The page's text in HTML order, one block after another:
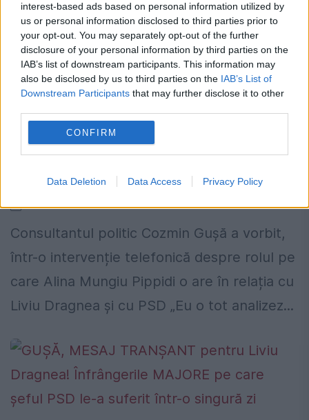
interest-based ads based on personal information utilized by
us or personal information disclosed to third parties prior to
your opt-out. You may separately opt-out of the further
disclosure of your personal information by third parties on the
IAB’s list of downstream participants. This information may
also be disclosed by us to third parties on the IAB’s List of
Downstream Participants that may further disclose it to other
CONFIRM
Data Deletion Data Access Privacy Policy
Eduard Hellvig în legătură cu protocoalele
secrete. Gușă a precizat că lămuririle erau...
Cozmin Gușă: „Alina Mungiu Pippidi
este cel mai puternic aliat al lui
Dragnea"
6 AUGUST 2018
Consultantul politic Cozmin Gușă a vorbit,
într-o intervenție telefonică despre rolul pe
care Alina Mungiu Pippidi o are în relația cu
Liviu Dragnea și cu PSD „Eu o tot analizez...